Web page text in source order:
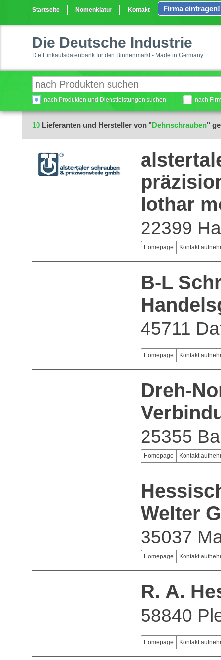
Startseite Nomenklatur Kontakt Firma eintragen!
Die Deutsche Industrie
Die Einkaufsdatenbank für den Binnenmarkt - Made in Germany
nach Produkten und Dienstleistungen suchen nach
10 Lieferanten und Hersteller von "Dehnschrauben"
lothar
22399
Homepage Kontakt
B-L
45711
Homepage Kontakt
Dreh-
25355
Homepage Kontakt
Welter
35037
Homepage Kontakt
R. A.
58840
Homepage Kontakt